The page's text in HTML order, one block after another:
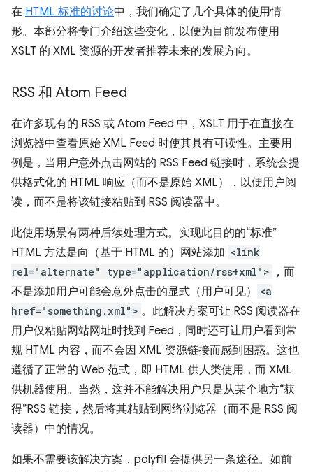
在 HTML 标准的讨论中，我们确定了几个具体的使用情
形。本部分将专门介绍这些变化，以便为目前发布使用
XSLT 的 XML 资源的开发者推荐未来的发展方向。
RSS 和 Atom Feed
在许多现有的 RSS 或 Atom Feed 中，XSLT 用于在直接在
浏览器中查看原始 XML Feed 时使其具有可读性。主要用
例是，当用户意外点击网站的 RSS Feed 链接时，系统会提
供格式化的 HTML 响应（而不是原始 XML），以便用户阅
读，而不是将该链接粘贴到 RSS 阅读器中。
此使用场景有两种后续处理方式。实现此目的的“标准”
HTML 方法是向（基于 HTML 的）网站添加 <link
rel="alternate" type="application/rss+xml">
，而
不是添加用户可能会意外点击的显式（用户可见）
<a
href="something.xml"> 。此解决方案可让 RSS 阅读器在
用户仅粘贴网站网址时找到 Feed，同时还可让用户看到常
规 HTML 内容，而不会因 XML 资源链接而感到困惑。这也
遵循了正常的 Web 范式，即 HTML 供人类使用，而 XML
供机器使用。当然，这并不能解决用户只是从某个地方“获
得”RSS 链接，然后将其粘贴到网络浏览器（而不是 RSS 阅
读器）中的情况。
如果不需要该解决方案，polyfill 会提供另一条途径。如前